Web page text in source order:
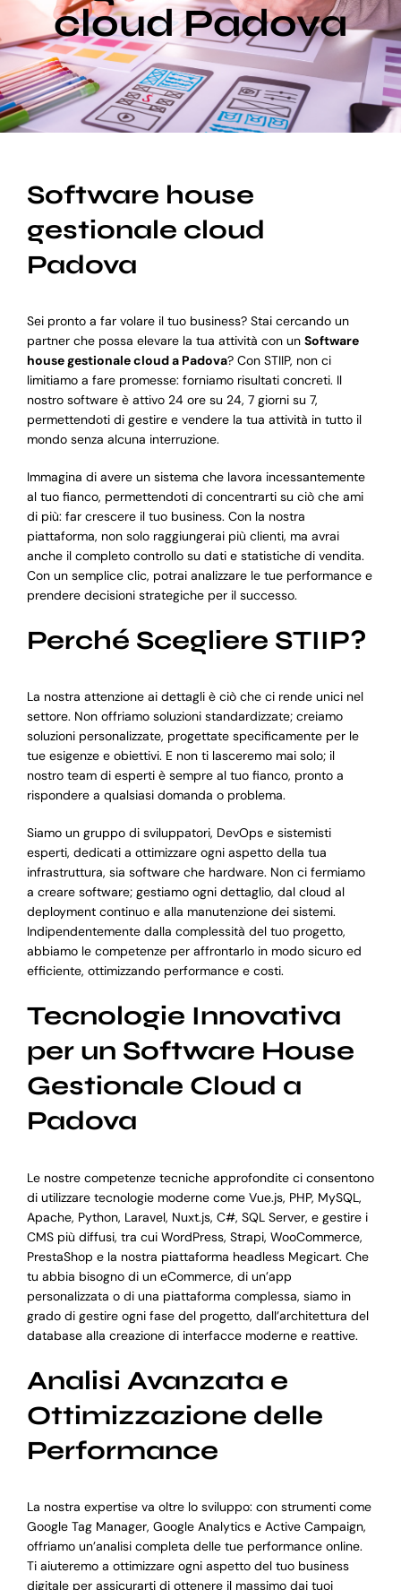
Blog
Supporto
cloud Padova
Software house
gestionale cloud
Padova
Sei pronto a far volare il tuo business? Stai cercando un
partner che possa elevare la tua attività con un Software
house gestionale cloud a Padova? Con STIIP, non ci
limitiamo a fare promesse: forniamo risultati concreti. Il
nostro software è attivo 24 ore su 24, 7 giorni su 7,
permettendoti di gestire e vendere la tua attività in tutto il
mondo senza alcuna interruzione.
Immagina di avere un sistema che lavora incessantemente
al tuo fianco, permettendoti di concentrarti su ciò che ami
di più: far crescere il tuo business. Con la nostra
piattaforma, non solo raggiungerai più clienti, ma avrai
anche il completo controllo su dati e statistiche di vendita.
Con un semplice clic, potrai analizzare le tue performance e
prendere decisioni strategiche per il successo.
Perché Scegliere STIIP?
La nostra attenzione ai dettagli è ciò che ci rende unici nel
settore. Non offriamo soluzioni standardizzate; creiamo
soluzioni personalizzate, progettate specificamente per le
tue esigenze e obiettivi. E non ti lasceremo mai solo; il
nostro team di esperti è sempre al tuo fianco, pronto a
rispondere a qualsiasi domanda o problema.
Siamo un gruppo di sviluppatori, DevOps e sistemisti
esperti, dedicati a ottimizzare ogni aspetto della tua
infrastruttura, sia software che hardware. Non ci fermiamo
a creare software; gestiamo ogni dettaglio, dal cloud al
deployment continuo e alla manutenzione dei sistemi.
Indipendentemente dalla complessità del tuo progetto,
abbiamo le competenze per affrontarlo in modo sicuro ed
efficiente, ottimizzando performance e costi.
Tecnologie Innovativa
per un Software House
Gestionale Cloud a
Padova
Le nostre competenze tecniche approfondite ci consentono
di utilizzare tecnologie moderne come Vue.js, PHP, MySQL,
Apache, Python, Laravel, Nuxt.js, C#, SQL Server, e gestire i
CMS più diffusi, tra cui WordPress, Strapi, WooCommerce,
PrestaShop e la nostra piattaforma headless Megicart. Che
tu abbia bisogno di un eCommerce, di un’app
personalizzata o di una piattaforma complessa, siamo in
grado di gestire ogni fase del progetto, dall’architettura del
database alla creazione di interfacce moderne e reattive.
Analisi Avanzata e
Ottimizzazione delle
Performance
La nostra expertise va oltre lo sviluppo: con strumenti come
Google Tag Manager, Google Analytics e Active Campaign,
offriamo un’analisi completa delle tue performance online.
Ti aiuteremo a ottimizzare ogni aspetto del tuo business
digitale per assicurarti di ottenere il massimo dai tuoi